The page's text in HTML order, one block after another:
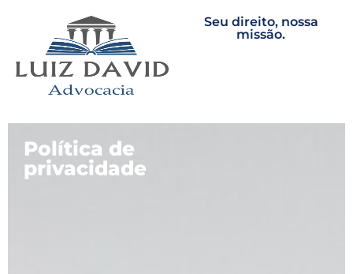
Seu direito, nossa
missão.
Política de
privacidade